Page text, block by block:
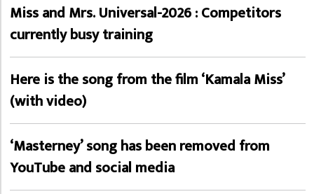
Miss and Mrs. Universal-2026 : Competitors
currently busy training
Here is the song from the film ‘Kamala Miss’
(with video)
‘Masterney’ song has been removed from
YouTube and social media